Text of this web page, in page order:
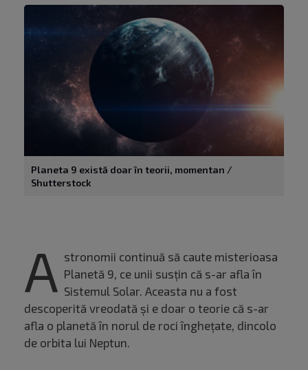
Planeta 9 există doar în teorii, momentan /
Shutterstock
A stronomii continuă să caute misterioasa
Planetă 9, ce unii susțin că s-ar afla în
Sistemul Solar. Aceasta nu a fost
descoperită vreodată și e doar o teorie că s-ar
afla o planetă în norul de roci înghețate, dincolo
de orbita lui Neptun.